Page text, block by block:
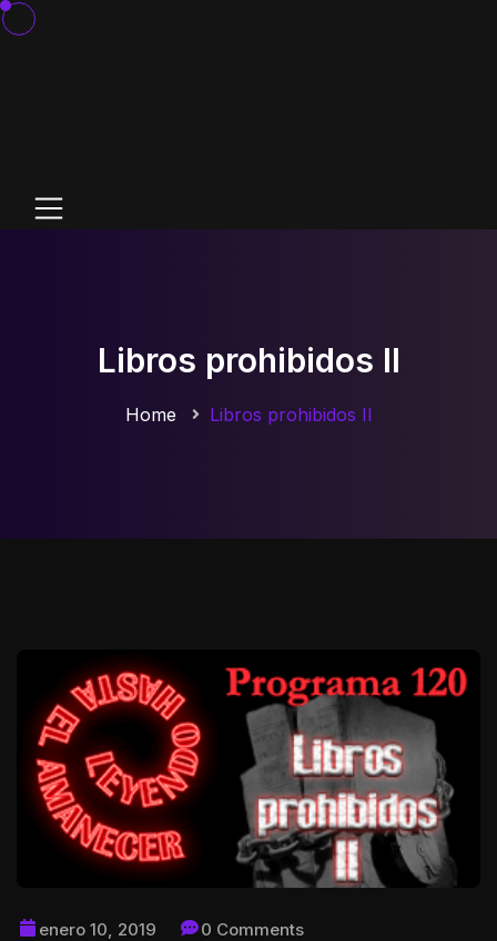
Libros prohibidos II
Home Libros prohibidos II
enero 10, 2019 0 Comments